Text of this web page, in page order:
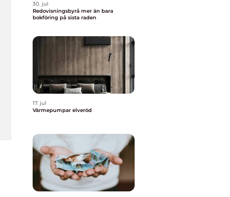
30. jul
Redovisningsbyrå mer än bara
bokföring på sista raden
17. jul
Värmepumpar elveröd